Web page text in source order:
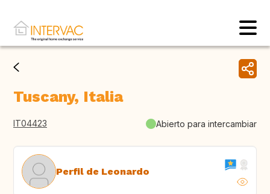
Tuscany, Italia
IT04423 Abierto para intercambiar
Perfil de Leonardo